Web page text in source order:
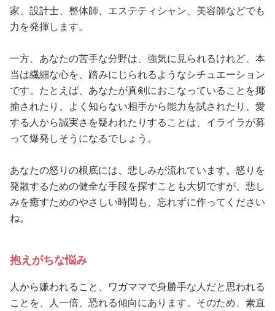
家、設計士、整体師、エステティシャン、美容師などでも
力を発揮します。
一方、あなたの苦手な分野は、強気に見られるけれど、本
当は繊細な心を、踏みにじられるようなシチュエーション
です。たとえば、あなたが真剣におこなっていることを揶
揄されたり、よく知らない相手から能力を試されたり、愛
する人から誠実さを疑われたりすることは、イライラが募
って爆発しそうになるでしょう。
あなたの怒りの根底には、悲しみが流れています。怒りを
発散するための健全な手段を探すことも大切ですが、悲し
みを癒すためのやさしい時間も、忘れずに作ってください
ね。
抱えがちな悩み
人から嫌われること、ワガママで身勝手な人だと思われる
ことを、人一倍、恐れる傾向にあります。そのため、素直